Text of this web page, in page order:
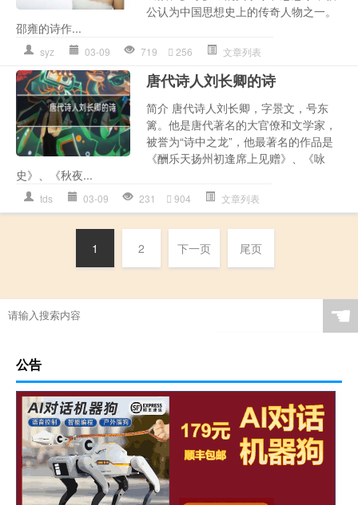
公认为中国思想史上的传奇人物之一。
邵雍的诗作...
syz 03-09 719 256 文章列表
唐代诗人刘长卿的诗
简介 唐代诗人刘长卿，字景文，号东
篱。他是唐代著名的大官僚和文学家，
被誉为“诗中之龙”，他最著名的作品是
《酬乐天扬州初逢席上见赠》、《咏
史》、《秋夜...
tds 03-09 231 904 文章列表
1 2 下一页 尾页
☚
公告